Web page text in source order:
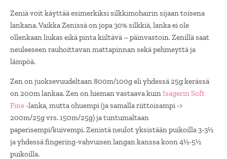
Zeniä voit käyttää esimerkiksi silkkimohairin sijaan toisena
lankana. Vaikka Zenissä on jopa 30% silkkiä, lanka ei ole
ollenkaan liukas eikä pinta kiiltävä – päinvastoin. Zenillä saat
neuleeseen rauhoittavan mattapinnan sekä pehmeyttä ja
lämpöä.
Zen on juoksevuudeltaan 800m/100g eli yhdessä 25g kerässä
on 200m lankaa. Zen on hieman vastaava kuin Isagerin Soft
Fine -lanka, mutta ohuempi (ja samalla riittoisampi ->
200m/25g vrs. 150m/25g) ja tuntumaltaan
paperisempi/kuivempi. Zenistä neulot yksistään puikoilla 3-3½
ja yhdessä fingering-vahvuisen langan kanssa koon 4½-5½
puikoilla.